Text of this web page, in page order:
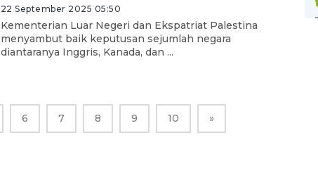
22 September 2025 05:50
Kementerian Luar Negeri dan Ekspatriat Palestina
menyambut baik keputusan sejumlah negara
diantaranya Inggris, Kanada, dan ...
6 7 8 9 10 »